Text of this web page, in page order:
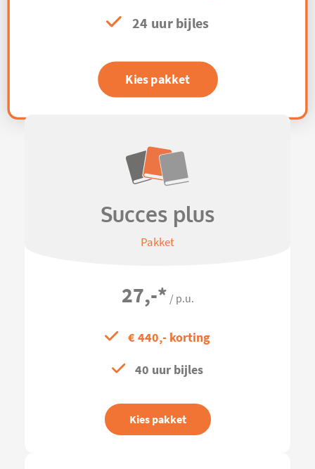
24 uur bijles
Kies pakket
Succes plus
Pakket
27,-* / p.u.
€ 440,- korting
40 uur bijles
Kies pakket